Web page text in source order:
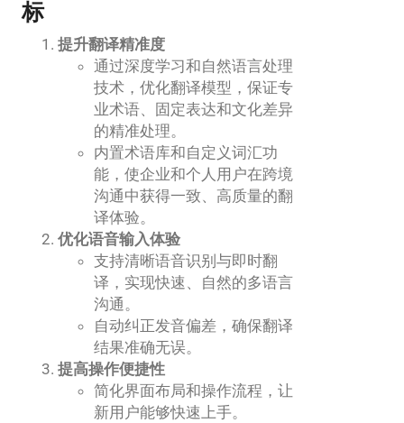
标
提升翻译精准度
通过深度学习和自然语言处理
技术，优化翻译模型，保证专
业术语、固定表达和文化差异
的精准处理。
内置术语库和自定义词汇功
能，使企业和个人用户在跨境
沟通中获得一致、高质量的翻
译体验。
优化语音输入体验
支持清晰语音识别与即时翻
译，实现快速、自然的多语言
沟通。
自动纠正发音偏差，确保翻译
结果准确无误。
提高操作便捷性
简化界面布局和操作流程，让
新用户能够快速上手。